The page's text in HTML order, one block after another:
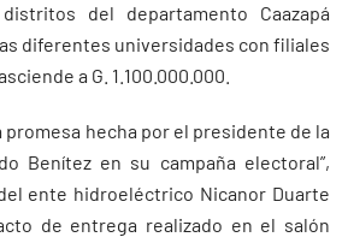
del departamento Caazapá
diferentes universidades con filiales
a G. 1.100.000.000.
promesa hecha por el presidente de la
Benítez en su campaña electoral”,
ente hidroeléctrico Nicanor Duarte
de entrega realizado en el salón